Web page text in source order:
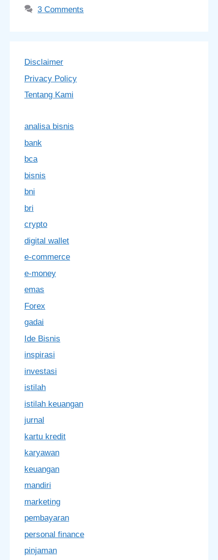
3 Comments
Disclaimer
Privacy Policy
Tentang Kami
analisa bisnis
bank
bca
bisnis
bni
bri
crypto
digital wallet
e-commerce
e-money
emas
Forex
gadai
Ide Bisnis
inspirasi
investasi
istilah
istilah keuangan
jurnal
kartu kredit
karyawan
keuangan
mandiri
marketing
pembayaran
personal finance
pinjaman